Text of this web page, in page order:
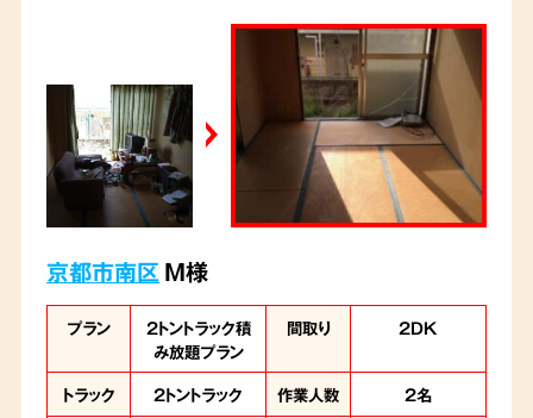
京都市南区M様
プラン
2トントラック積
み放題プラン
間取り 2DK
トラック 2トントラック 作業人数 2名